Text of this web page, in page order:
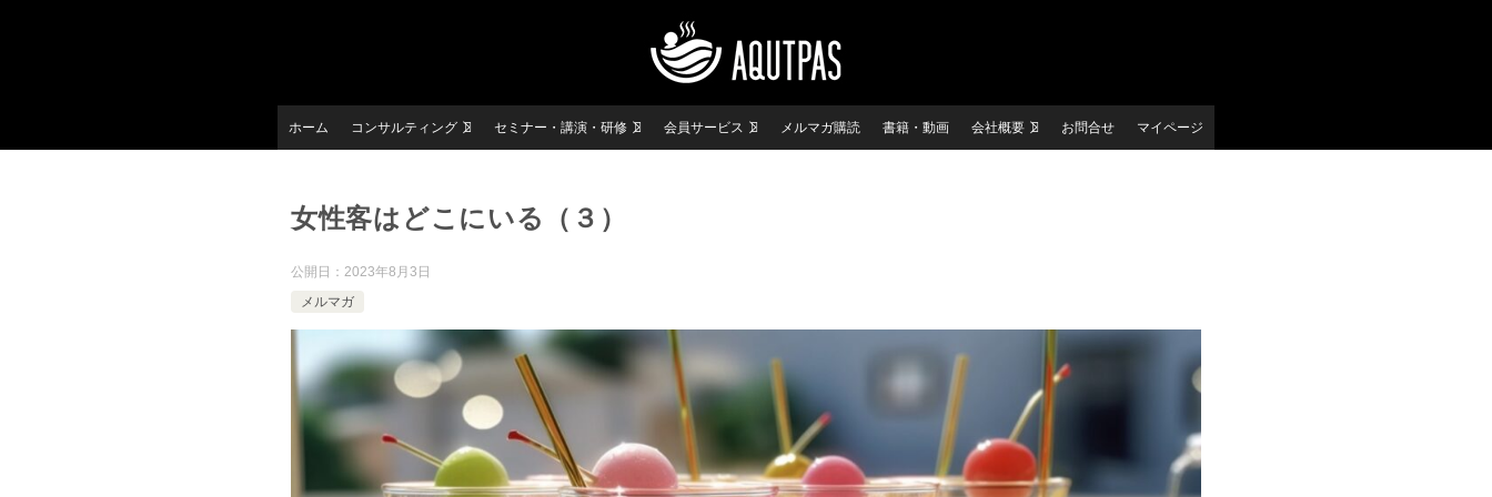
ホーム コンサルティング セミナー・講演・研修 会員サービス メルマガ購読 書籍・動画 会社概要 お問合せ マイページ
女性客はどこにいる（３）
公開日： 2023年8月3日
メルマガ